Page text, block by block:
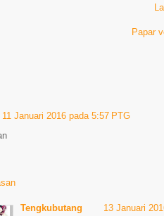
Papar
11 Januari 2016 pada 5:57 PTG
Tengkubutang
13 Januari